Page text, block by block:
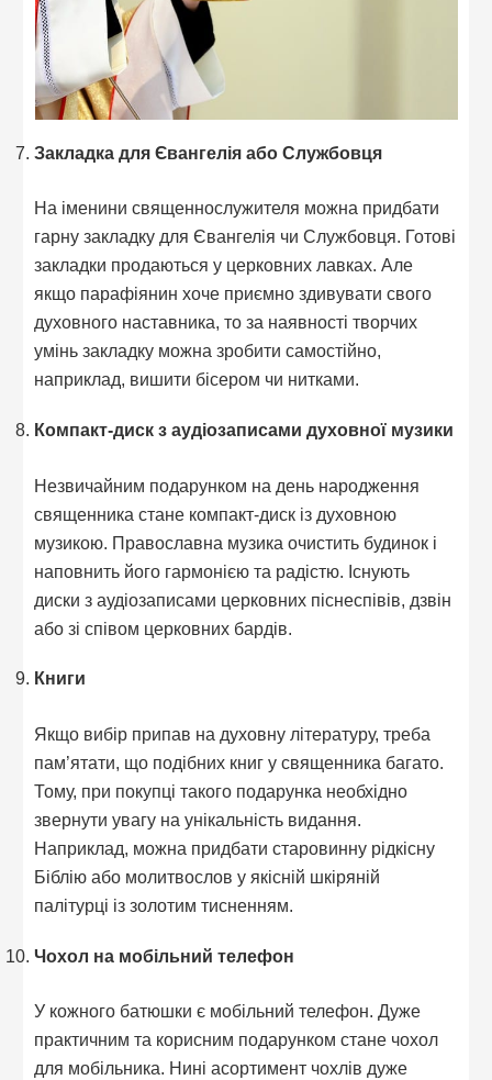
Закладка для Євангелія або Службовця
На іменини священнослужителя можна придбати
гарну закладку для Євангелія чи Службовця. Готові
закладки продаються у церковних лавках. Але
якщо парафіянин хоче приємно здивувати свого
духовного наставника, то за наявності творчих
умінь закладку можна зробити самостійно,
наприклад, вишити бісером чи нитками.
Компакт-диск з аудіозаписами духовної музики
Незвичайним подарунком на день народження
священника стане компакт-диск із духовною
музикою. Православна музика очистить будинок і
наповнить його гармонією та радістю. Існують
диски з аудіозаписами церковних піснеспівів, дзвін
або зі співом церковних бардів.
Книги
Якщо вибір припав на духовну літературу, треба
пам’ятати, що подібних книг у священника багато.
Тому, при покупці такого подарунка необхідно
звернути увагу на унікальність видання.
Наприклад, можна придбати старовинну рідкісну
Біблію або молитвослов у якісній шкіряній
палітурці із золотим тисненням.
Чохол на мобільний телефон
У кожного батюшки є мобільний телефон. Дуже
практичним та корисним подарунком стане чохол
для мобільника. Нині асортимент чохлів дуже